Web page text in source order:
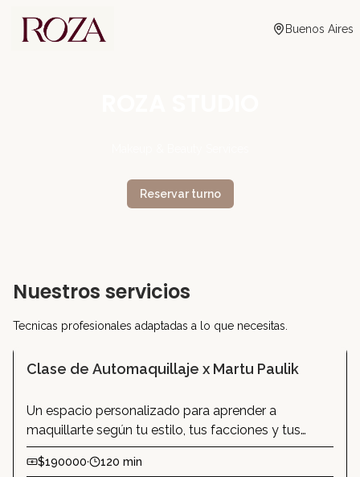
Buenos Aires
Reservar turno
Nuestros servicios
Tecnicas profesionales adaptadas a lo que necesitas.
Clase de Automaquillaje x Martu Paulik
Un espacio personalizado para aprender a
maquillarte según tu estilo, tus facciones y tus
necesidades. En esta clase vas a incorporar
técnicas prácticas para lograr looks de día, de
$190000· 120 min